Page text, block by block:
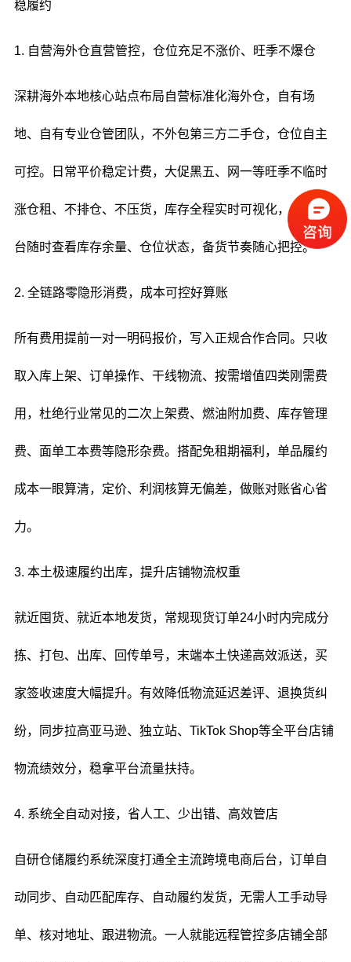
稳履约
1. 自营海外仓直营管控，仓位充足不涨价、旺季不爆仓
深耕海外本地核心站点布局自营标准化海外仓，自有场
地、自有专业仓管团队，不外包第三方二手仓，仓位自主
可控。日常平价稳定计费，大促黑五、网一等旺季不临时
涨仓租、不排仓、不压货，库存全程实时可视化，卖家后
台随时查看库存余量、仓位状态，备货节奏随心把控。
2. 全链路零隐形消费，成本可控好算账
所有费用提前一对一明码报价，写入正规合作合同。只收
取入库上架、订单操作、干线物流、按需增值四类刚需费
用，杜绝行业常见的二次上架费、燃油附加费、库存管理
费、面单工本费等隐形杂费。搭配免租期福利，单品履约
成本一眼算清，定价、利润核算无偏差，做账对账省心省
力。
3. 本土极速履约出库，提升店铺物流权重
就近囤货、就近本地发货，常规现货订单24小时内完成分
拣、打包、出库、回传单号，末端本土快递高效派送，买
家签收速度大幅提升。有效降低物流延迟差评、退换货纠
纷，同步拉高亚马逊、独立站、TikTok Shop等全平台店铺
物流绩效分，稳拿平台流量扶持。
4. 系统全自动对接，省人工、少出错、高效管店
自研仓储履约系统深度打通全主流跨境电商后台，订单自
动同步、自动匹配库存、自动履约发货，无需人工手动导
单、核对地址、跟进物流。一人就能远程管控多店铺全部